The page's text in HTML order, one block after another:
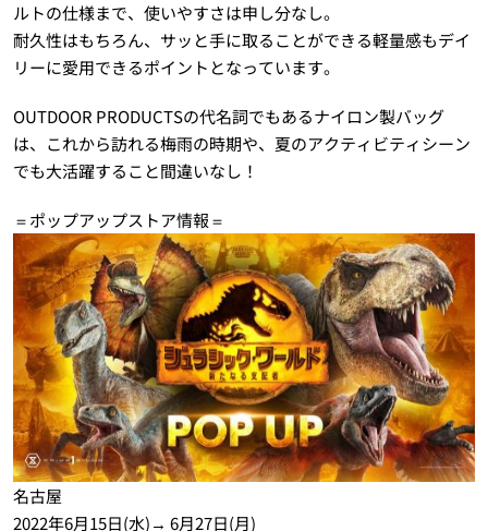
ルトの仕様まで、使いやすさは申し分なし。
耐久性はもちろん、サッと手に取ることができる軽量感もデイ
リーに愛用できるポイントとなっています。
OUTDOOR PRODUCTSの代名詞でもあるナイロン製バッグ
は、これから訪れる梅雨の時期や、夏のアクティビティシーン
でも大活躍すること間違いなし！
＝ポップアップストア情報＝
名古屋
2022年6月15日(水)→ 6月27日(月)